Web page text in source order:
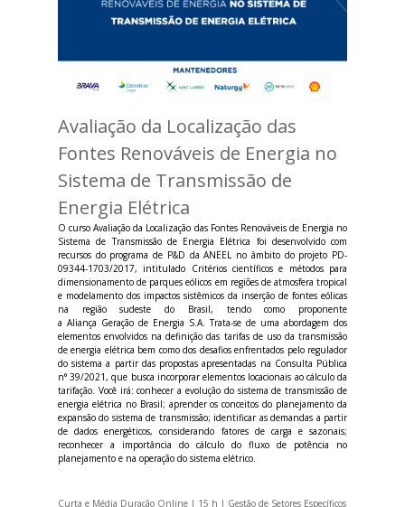
Avaliação da Localização das
Fontes Renováveis de Energia no
Sistema de Transmissão de
Energia Elétrica
O curso Avaliação da Localização das Fontes Renováveis de Energia no
Sistema de Transmissão de Energia Elétrica foi desenvolvido com
recursos do programa de P&D da ANEEL no âmbito do projeto PD-
09344-1703/2017, intitulado Critérios científicos e métodos para
dimensionamento de parques eólicos em regiões de atmosfera tropical
e modelamento dos impactos sistêmicos da inserção de fontes eólicas
na região sudeste do Brasil, tendo como proponente
a Aliança Geração de Energia S.A. Trata-se de uma abordagem dos
elementos envolvidos na definição das tarifas de uso da transmissão
de energia elétrica bem como dos desafios enfrentados pelo regulador
do sistema a partir das propostas apresentadas na Consulta Pública
n° 39/2021, que busca incorporar elementos locacionais ao cálculo da
tarifação. Você irá: conhecer a evolução do sistema de transmissão de
energia elétrica no Brasil; aprender os conceitos do planejamento da
expansão do sistema de transmissão; identificar as demandas a partir
de dados energéticos, considerando fatores de carga e sazonais;
reconhecer a importância do cálculo do fluxo de potência no
planejamento e na operação do sistema elétrico.
Curta e Média Duração Online | 15 h | Gestão de Setores Específicos